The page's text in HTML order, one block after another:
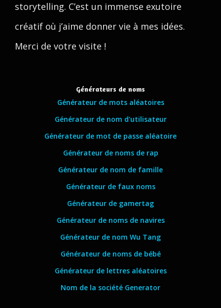
storytelling. C’est un immense exutoire
créatif où j’aime donner vie à mes idées.
Merci de votre visite !
Générateurs de noms
Générateur de mots aléatoires
Générateur de nom d'utilisateur
Générateur de mot de passe aléatoire
Générateur de noms de rap
Générateur de nom de famille
Générateur de faux noms
Générateur de gamertag
Générateur de noms de navires
Générateur de nom Wu Tang
Générateur de noms de bébé
Générateur de lettres aléatoires
Nom de la société Generator